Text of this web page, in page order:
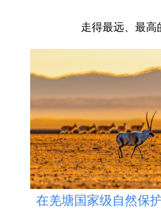
走得最远、最高
在羌塘国家级自然保